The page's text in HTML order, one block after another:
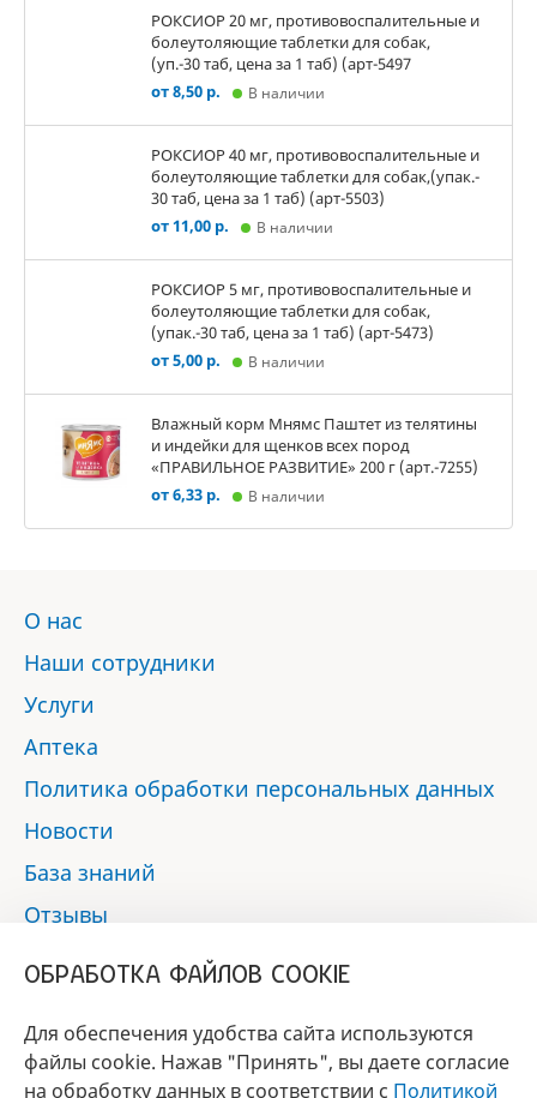
РОКСИОР 20 мг, противовоспалительные и
болеутоляющие таблетки для собак,
(уп.-30 таб, цена за 1 таб) (арт-5497
от 8,50 р.
В наличии
РОКСИОР 40 мг, противовоспалительные и
болеутоляющие таблетки для собак,(упак.-
30 таб, цена за 1 таб) (арт-5503)
от 11,00 р.
В наличии
РОКСИОР 5 мг, противовоспалительные и
болеутоляющие таблетки для собак,
(упак.-30 таб, цена за 1 таб) (арт-5473)
от 5,00 р.
В наличии
Влажный корм Мнямс Паштет из телятины
и индейки для щенков всех пород
«ПРАВИЛЬНОЕ РАЗВИТИЕ» 200 г (арт.-7255)
от 6,33 р.
В наличии
О нас
Наши сотрудники
Услуги
Аптека
Политика обработки персональных данных
Новости
База знаний
Отзывы
ОБРАБОТКА ФАЙЛОВ COOKIE
Для обеспечения удобства сайта используются
файлы cookie. Нажав "Принять", вы даете согласие
на обработку данных в соответствии с Политикой